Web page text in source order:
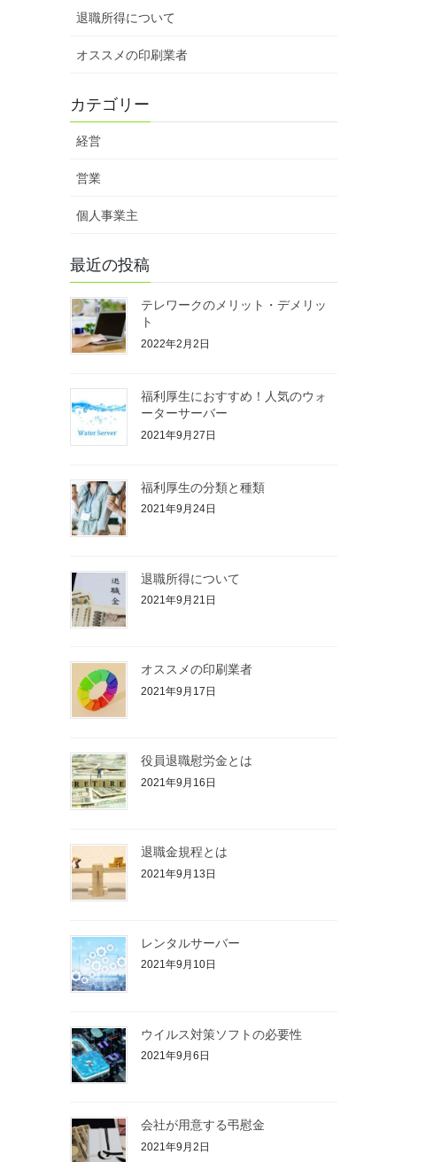
退職所得について
オススメの印刷業者
カテゴリー
経営
営業
個人事業主
最近の投稿
テレワークのメリット・デメリッ
ト
2022年2月2日
福利厚生におすすめ！人気のウォ
ーターサーバー
2021年9月27日
福利厚生の分類と種類
2021年9月24日
退職所得について
2021年9月21日
オススメの印刷業者
2021年9月17日
役員退職慰労金とは
2021年9月16日
退職金規程とは
2021年9月13日
レンタルサーバー
2021年9月10日
ウイルス対策ソフトの必要性
2021年9月6日
会社が用意する弔慰金
2021年9月2日